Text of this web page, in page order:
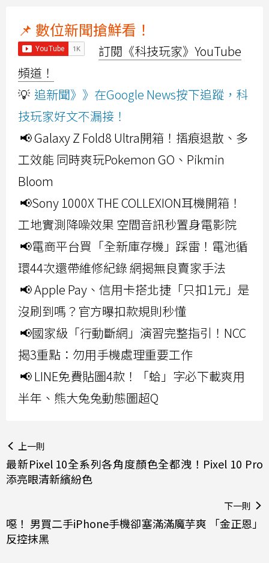
📌 數位新聞搶鮮看！
訂閱《科技玩家》YouTube
頻道！
💡 追新聞》》在Google News按下追蹤，科
技玩家好文不漏接！
📢 Galaxy Z Fold8 Ultra開箱！摺痕退散、多
工效能 同時爽玩Pokemon GO、Pikmin
Bloom
📢Sony 1000X THE COLLEXION耳機開箱！
工地實測降噪效果 空間音訊秒置身電影院
📢電商平台買「全新庫存機」踩雷！電池循
環44次還帶維修紀錄 網揭無良賣家手法
📢 Apple Pay、信用卡搭北捷「只扣1元」是
沒刷到嗎？官方曝扣款規則秒懂
📢國家級「行動斷網」演習完整指引！NCC
揭3重點：勿用手機處理重要工作
📢 LINE免費貼圖4款！「蛤」字必下載爽用
半年、熊大兔兔動態圖超Q
上一則
最新Pixel 10全系列各角度顏色全都洩！Pixel 10 Pro
添亮眼清新繽紛色
下一則
噁！ 男買二手iPhone手機卻塞滿滿魔芋爽 「金正恩」
反控抹黑